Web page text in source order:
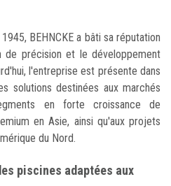
BEHNCKE a bâti sa réputation
de précision et le développement
l'entreprise est présente dans
solutions destinées aux marchés
en forte croissance de
en Asie, ainsi qu'aux projets
du Nord.
piscines adaptées aux